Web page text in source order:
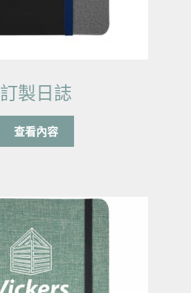
訂製日誌
查看內容